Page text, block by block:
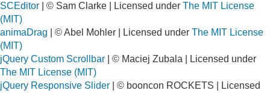
SCEditor | © Sam Clarke | Licensed under The MIT License
(MIT)
animaDrag | © Abel Mohler | Licensed under The MIT License
(MIT)
jQuery Custom Scrollbar | © Maciej Zubala | Licensed under
The MIT License (MIT)
jQuery Responsive Slider | © booncon ROCKETS | Licensed